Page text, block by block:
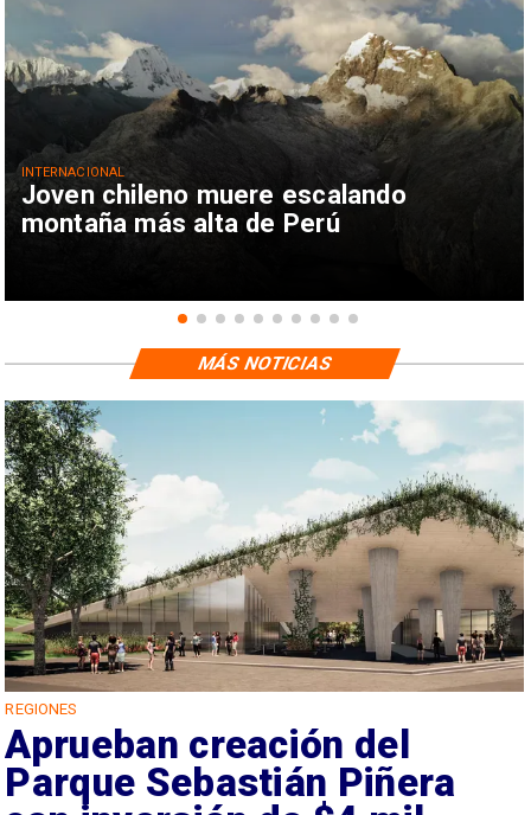
Joven chileno muere escalando
montaña más alta de Perú
INTERNACIONAL
REGIONES
Aprueban creación del
Parque Sebastián Piñera
MÁS NOTICIAS